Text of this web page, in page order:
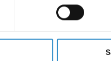
alueen
kehitys
kehityksen
keskisuuret